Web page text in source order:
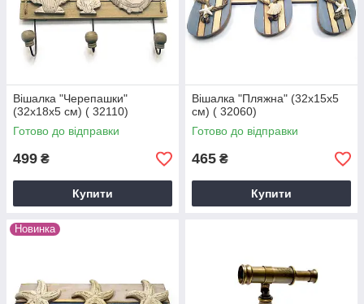
Вішалка "Черепашки"
(32х18х5 см) ( 32110)
Готово до відправки
499 ₴
Купити
Вішалка "Пляжна" (32х15х5
см) ( 32060)
Готово до відправки
465 ₴
Купити
Новинка